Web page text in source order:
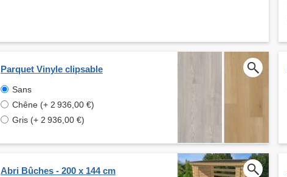
Parquet Vinyle clipsable
Sans
Chêne (+ 2 936,00 €)
Gris (+ 2 936,00 €)
Abri Bûches - 200 x 144 cm